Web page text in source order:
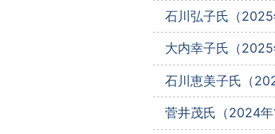
石川弘子氏（2025
大内幸子氏（2025
石川恵美子氏（
菅井茂氏（2024